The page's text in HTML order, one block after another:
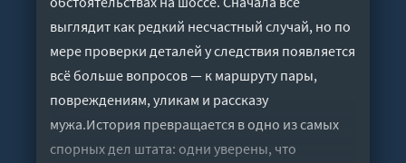
выглядит как редкий несчастный случай, но по
мере проверки деталей у следствия появляется
всё больше вопросов — к маршруту пары,
повреждениям, уликам и рассказу
мужа.История превращается в одно из самых
спорных дел штата: одни уверены, что